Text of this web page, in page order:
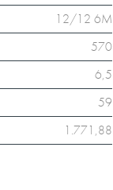
12/12 6M
570
6,5
59
1.771,88